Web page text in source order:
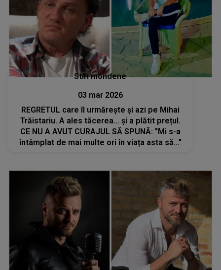
Stiri mondene
03 mar 2026
REGRETUL care îl urmărește și azi pe Mihai
Trăistariu. A ales tăcerea... și a plătit prețul.
CE NU A AVUT CURAJUL SĂ SPUNĂ: "Mi s-a
întâmplat de mai multe ori în viața asta să..."